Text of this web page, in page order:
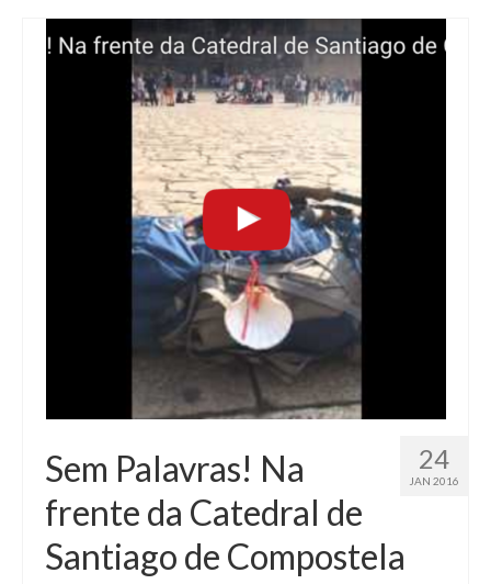
24
JAN 2016
Sem Palavras! Na
frente da Catedral de
Santiago de Compostela